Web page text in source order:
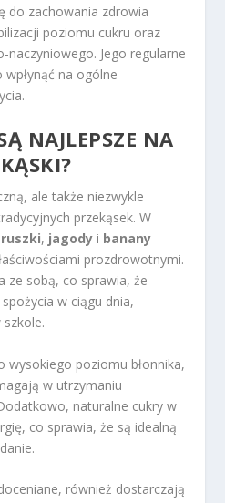
do zachowania zdrowia
poziomu cukru oraz
naczyniowego. Jego regularne
na ogólne
NAJLEPSZE NA
ale także niezwykle
przekąsek. W
, jagody i banany
prozdrowotnymi.
ze sobą, co sprawia, że
w ciągu dnia,
wysokiego poziomu błonnika,
w utrzymaniu
naturalne cukry w
co sprawia, że są idealną
również dostarczają